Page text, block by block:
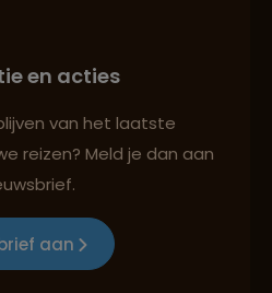
indivuele vrijheid
en acties
van het laatste
reizen? Meld je dan aan
aan